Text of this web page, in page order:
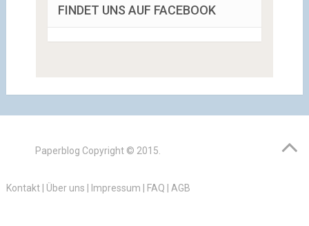
FINDET UNS AUF FACEBOOK
Paperblog Copyright © 2015.
Kontakt| Über uns Impressum FAQ AGB